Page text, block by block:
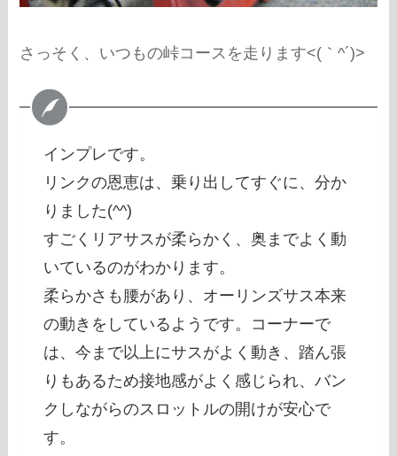
さっそく、いつもの峠コースを走ります<(｀^´)>
インプレです。
リンクの恩恵は、乗り出してすぐに、分か
りました(^^)
すごくリアサスが柔らかく、奥までよく動
いているのがわかります。
柔らかさも腰があり、オーリンズサス本来
の動きをしているようです。コーナーで
は、今まで以上にサスがよく動き、踏ん張
りもあるため接地感がよく感じられ、バン
クしながらのスロットルの開けが安心で
す。